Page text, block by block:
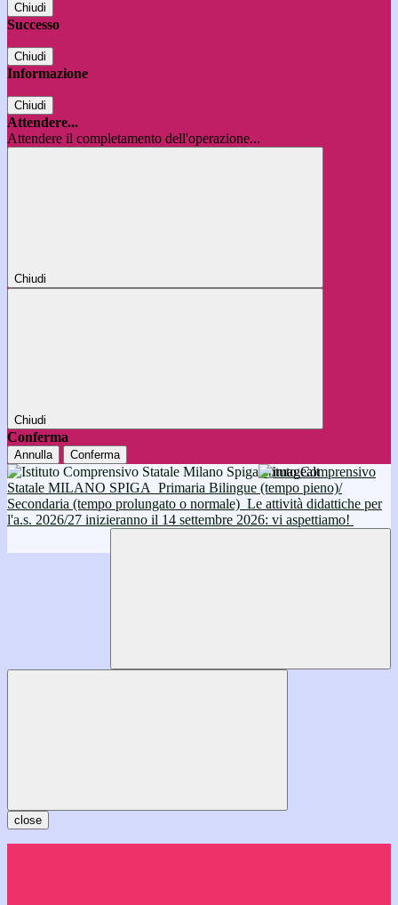
Chiudi
Successo
Chiudi
Informazione
Chiudi
Attendere...
Attendere il completamento dell'operazione...
Chiudi
Chiudi
Conferma
Annulla Conferma
Istituto Comprensivo
Statale MILANO SPIGA Primaria Bilingue (tempo pieno)/
Secondaria (tempo prolungato o normale) Le attività didattiche per
l'a.s. 2026/27 inizieranno il 14 settembre 2026: vi aspettiamo!
close